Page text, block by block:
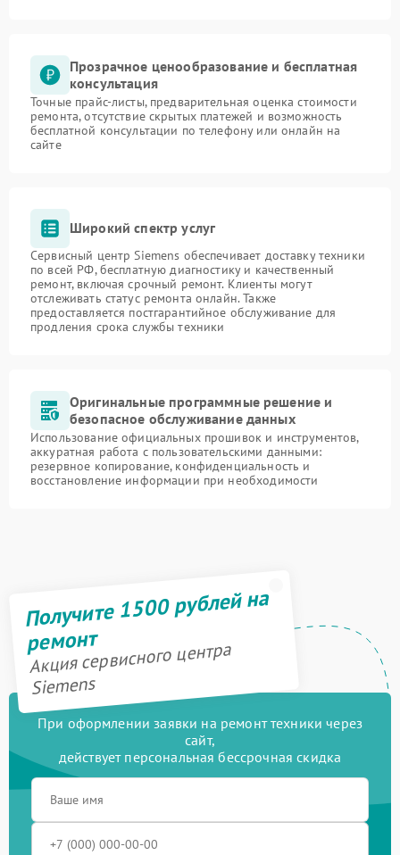
Прозрачное ценообразование и бесплатная
консультация
Точные прайс-листы, предварительная оценка стоимости
ремонта, отсутствие скрытых платежей и возможность
бесплатной консультации по телефону или онлайн на
сайте
Широкий спектр услуг
Сервисный центр Siemens обеспечивает доставку техники
по всей РФ, бесплатную диагностику и качественный
ремонт, включая срочный ремонт. Клиенты могут
отслеживать статус ремонта онлайн. Также
предоставляется постгарантийное обслуживание для
продления срока службы техники
Оригинальные программные решение и
безопасное обслуживание данных
Использование официальных прошивок и инструментов,
аккуратная работа с пользовательскими данными:
резервное копирование, конфиденциальность и
восстановление информации при необходимости
Получите 1500 рублей на
ремонт
Акция сервисного центра
Siemens
При оформлении заявки на ремонт техники через
сайт,
действует персональная бессрочная скидка